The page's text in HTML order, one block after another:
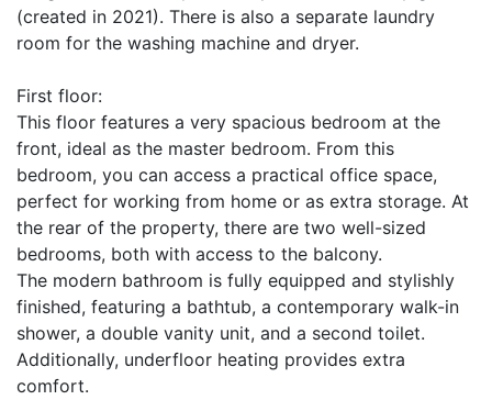
(created in 2021). There is also a separate laundry
room for the washing machine and dryer.
First floor:
This floor features a very spacious bedroom at the
front, ideal as the master bedroom. From this
bedroom, you can access a practical office space,
perfect for working from home or as extra storage. At
the rear of the property, there are two well-sized
bedrooms, both with access to the balcony.
The modern bathroom is fully equipped and stylishly
finished, featuring a bathtub, a contemporary walk-in
shower, a double vanity unit, and a second toilet.
Additionally, underfloor heating provides extra
comfort.